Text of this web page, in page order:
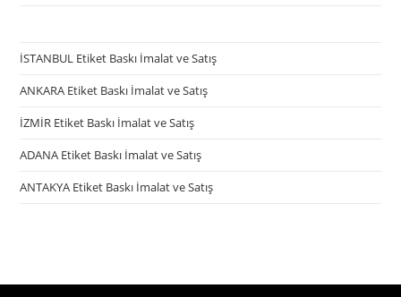
İSTANBUL Etiket Baskı İmalat ve Satış
ANKARA Etiket Baskı İmalat ve Satış
İZMİR Etiket Baskı İmalat ve Satış
ADANA Etiket Baskı İmalat ve Satış
ANTAKYA Etiket Baskı İmalat ve Satış